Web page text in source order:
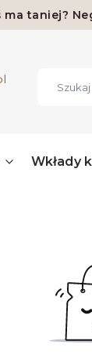
ma taniej?
Wkłady